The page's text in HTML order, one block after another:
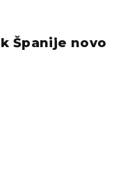
Španije novo